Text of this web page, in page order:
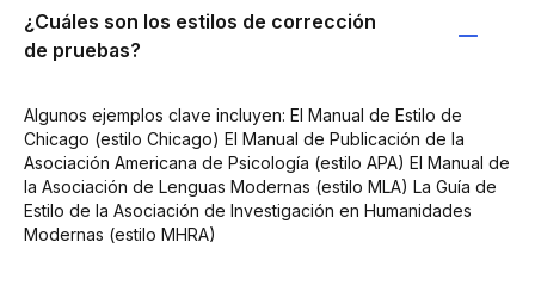
¿Cuáles son los estilos de corrección
de pruebas?
Algunos ejemplos clave incluyen: El Manual de Estilo de
Chicago (estilo Chicago) El Manual de Publicación de la
Asociación Americana de Psicología (estilo APA) El Manual de
la Asociación de Lenguas Modernas (estilo MLA) La Guía de
Estilo de la Asociación de Investigación en Humanidades
Modernas (estilo MHRA)